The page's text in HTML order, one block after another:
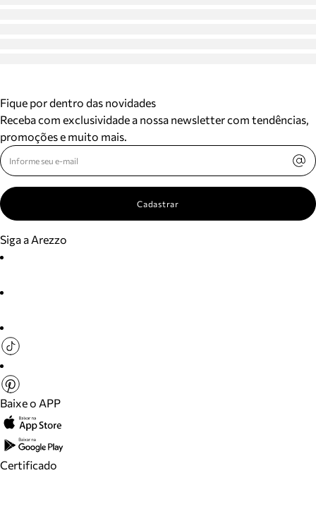
Fique por dentro das novidades
Receba com exclusividade a nossa newsletter com tendências,
promoções e muito mais.
Cadastrar
Siga a Arezzo
Baixe o APP
Certificado